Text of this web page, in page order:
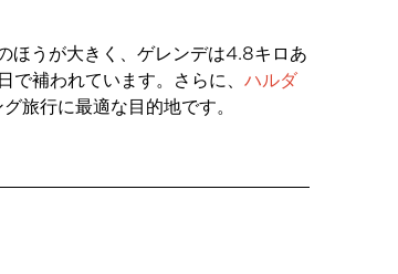
ほうが大きく、ゲレンデは4.8キロあ
補われています。さらに、 ハルダ
旅行に最適な目的地です。